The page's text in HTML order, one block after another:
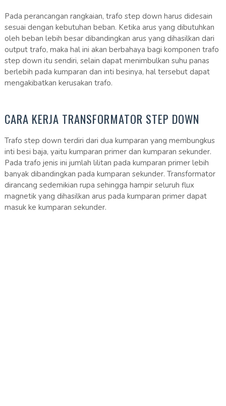
Pada perancangan rangkaian, trafo step down harus didesain
sesuai dengan kebutuhan beban. Ketika arus yang dibutuhkan
oleh beban lebih besar dibandingkan arus yang dihasilkan dari
output trafo, maka hal ini akan berbahaya bagi komponen trafo
step down itu sendiri, selain dapat menimbulkan suhu panas
berlebih pada kumparan dan inti besinya, hal tersebut dapat
mengakibatkan kerusakan trafo.
CARA KERJA TRANSFORMATOR STEP DOWN
Trafo step down terdiri dari dua kumparan yang membungkus
inti besi baja, yaitu kumparan primer dan kumparan sekunder.
Pada trafo jenis ini jumlah lilitan pada kumparan primer lebih
banyak dibandingkan pada kumparan sekunder. Transformator
dirancang sedemikian rupa sehingga hampir seluruh flux
magnetik yang dihasilkan arus pada kumparan primer dapat
masuk ke kumparan sekunder.